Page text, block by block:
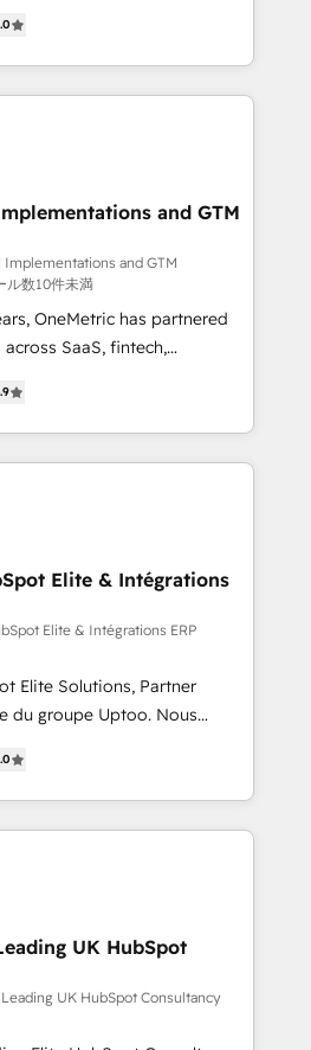
processus alignés. Ensuite
où elle crée de la valeur. Et
centre. Parce que la
and global SaaS or
Trusted by leading enterprises
ups including Sony, Rapyd,
& data
& enrichment 📘 Team
adoption We create
that teams use with
can rely on for
and GTM
Implementations and GTM
ル数10件未満
OneMetric has partnered
SaaS, fintech,
experts, we deliver scalable
and RevOps challenges.
Move
drive revenue efficiency. 🔹
HubSpot with your tech stack
and configurations. We are
27001 certified, reinforcing
most: revenue.
Elite & Intégrations
Elite & Intégrations ERP
Elite Solutions, Partner
groupe Uptoo. Nous
HubSpot grâce à la Revenue
des équipes, pipeline
🔌 Intégrations
Ringover, Modjo), Shopify,
Node.js, Custom
IA & Breeze AI. 🎯
B2B, SaaS, Services
🚀 Nos livrables
UK HubSpot
UK HubSpot Consultancy